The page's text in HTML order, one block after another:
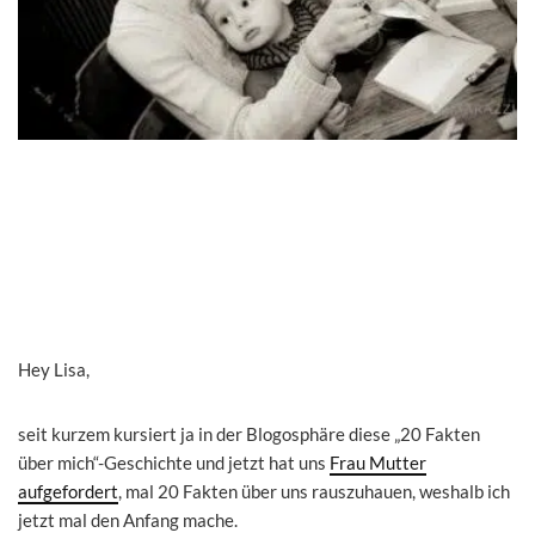
Hey Lisa,
seit kurzem kursiert ja in der Blogosphäre diese „20 Fakten
über mich“-Geschichte und jetzt hat uns Frau Mutter
aufgefordert, mal 20 Fakten über uns rauszuhauen, weshalb ich
jetzt mal den Anfang mache.